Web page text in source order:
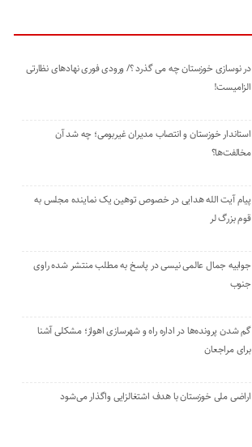
در نوسازی خوزستان چه می گذرد ؟/ ورودی فوری نهادهای نظارتی
الزامیست!
استاندار خوزستان و انتصاب مدیران غیربومی؛ چه شد آن
مخالفت‌ها؟
پیام آیت الله هدایی در خصوص توهین یک نماینده مجلس به
قوم بزرگ لر
جوابیه جمال عالمی نیسی در پاسخ به مطلب منتشر شده راوی
جنوب
گم شدن پرونده‌ها در اداره راه و شهرسازی اهواز؛ مشکلی آشنا
برای مراجعان
اراضی ملی خوزستان با هدف اشتغالزایی واگذار می‌شود